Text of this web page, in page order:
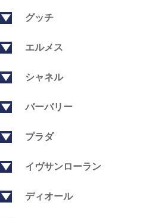
グッチ
エルメス
シャネル
バーバリー
プラダ
イヴサンローラン
ディオール